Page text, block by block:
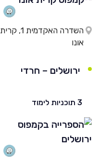
השדרה האקדמית 1, קרית
אונו
ירושלים – חרדי
3 תוכניות לימוד